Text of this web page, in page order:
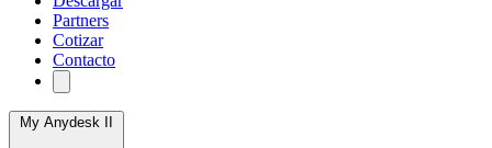
Partners
Cotizar
Contacto
My Anydesk II